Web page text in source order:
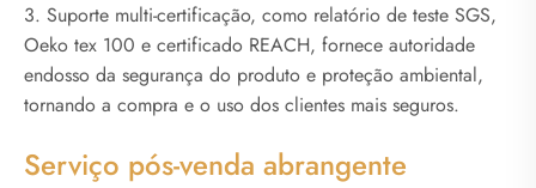
3. Suporte multi-certificação, como relatório de teste SGS,
Oeko tex 100 e certificado REACH, fornece autoridade
endosso da segurança do produto e proteção ambiental,
tornando a compra e o uso dos clientes mais seguros.
Serviço pós-venda abrangente